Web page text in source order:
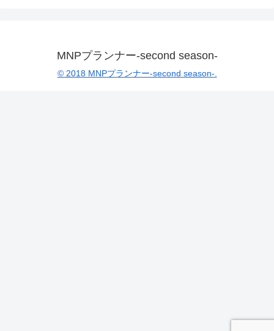
MNPプランナー-second season-
© 2018 MNPプランナー-second season-.